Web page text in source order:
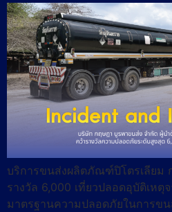
บริการขนส่งผลิตภัณฑ์ปิโตรเลียม
รางวัล 6,000 เที่ยวปลอดอุบัติเหตุ
มาตรฐานความปลอดภัยในการข